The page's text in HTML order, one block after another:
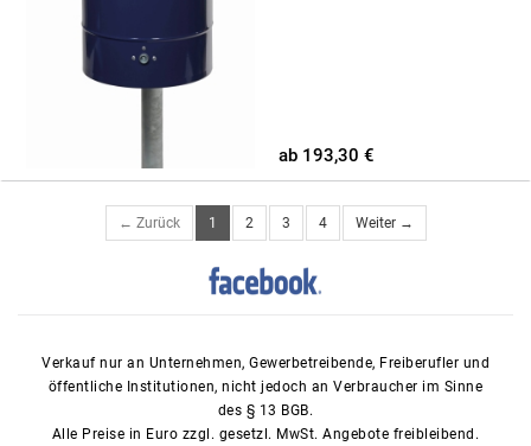
ab 193,30 €
← Zurück 1 2 3 4 Weiter →
Verkauf nur an Unternehmen, Gewerbetreibende, Freiberufler und
öffentliche Institutionen, nicht jedoch an Verbraucher im Sinne
des § 13 BGB.
Alle Preise in Euro zzgl. gesetzl. MwSt. Angebote freibleibend.